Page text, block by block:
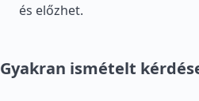
és előzhet.
Gyakran ismételt